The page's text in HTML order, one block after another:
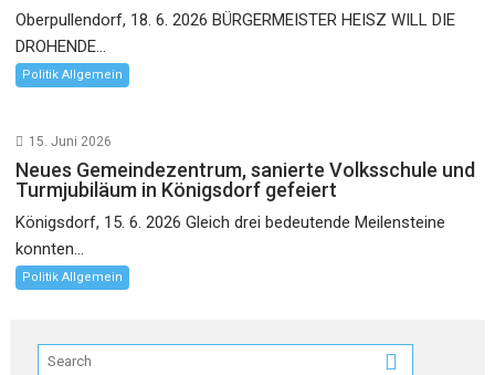
Oberpullendorf, 18. 6. 2026 BÜRGERMEISTER HEISZ WILL DIE
DROHENDE...
Politik Allgemein
15. Juni 2026
Neues Gemeindezentrum, sanierte Volksschule und
Turmjubiläum in Königsdorf gefeiert
Königsdorf, 15. 6. 2026 Gleich drei bedeutende Meilensteine
konnten...
Politik Allgemein